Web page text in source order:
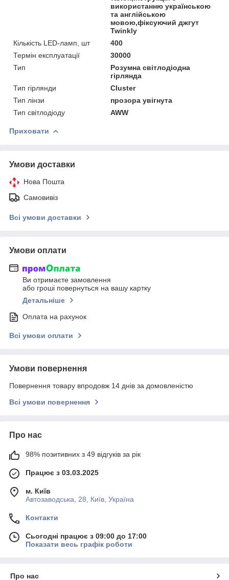
використанню українською
та англійською
мовою,фіксуючий джгут
Twinkly
Кількість LED-ламп, шт
400
Термін експлуатації
30000
Тип
Розумна світлодіодна
гірлянда
Тип гірлянди
Cluster
Тип лінзи
прозора увігнута
Тип світлодіоду
AWW
Приховати
Умови доставки
Нова Пошта
Самовивіз
Всі умови доставки
Умови оплати
Ви отримаєте замовлення
або гроші повернуться на вашу картку
Детальніше
Оплата на рахунок
Всі умови оплати
Умови повернення
Повернення товару впродовж 14 днів за домовленістю
Всі умови повернення
Про нас
98% позитивних з 49 відгуків за рік
Працює з 03.03.2025
м. Київ
Автозаводська, 28, Київ, Україна
Контакти
Сьогодні працює з 09:00 до 17:00
Показати весь графік роботи
Про нас